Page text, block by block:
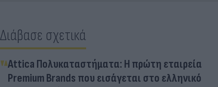
Διάβασε σχετικά
Attica Πολυκαταστήματα: Η πρώτη εταιρεία
Premium Brands που εισάγεται στο ελληνικό